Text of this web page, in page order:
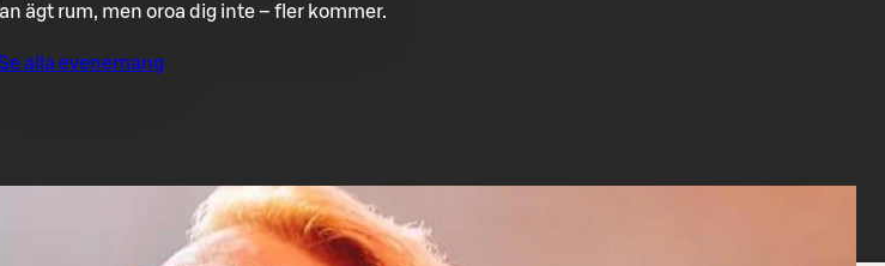
ägt rum, men oroa dig inte – fler kommer.
alla evenemang